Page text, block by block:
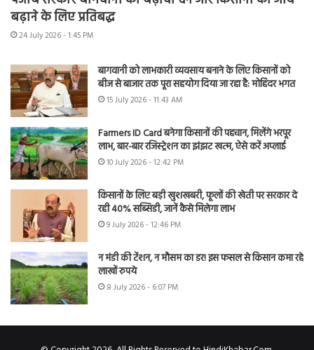
बढ़ाने के लिए प्रतिबद्ध
24 July 2026 - 1:45 PM
बागवानी को लाभकारी व्यवसाय बनाने के लिए किसानों को
बीज से बाजार तक पूरा सहयोग दिया जा रहा है: मोहिंदर भगत
15 July 2026 - 11:43 AM
Farmers ID Card बनेगा किसानों की पहचान, मिलेंगे भरपूर
लाभ, बार-बार रजिस्ट्रेशन का झंझट खत्म, ऐसे करें अप्लाई
10 July 2026 - 12:42 PM
किसानों के लिए बड़ी खुशखबरी, फूलों की खेती पर सरकार दे
रही 40% सब्सिडी, जानें कैसे मिलेगा लाभ
9 July 2026 - 12:46 PM
न मंडी की टेंशन, न मौसम का डर! इस फसल से किसान कमा रहे
लाखों रुपये
8 July 2026 - 6:07 PM